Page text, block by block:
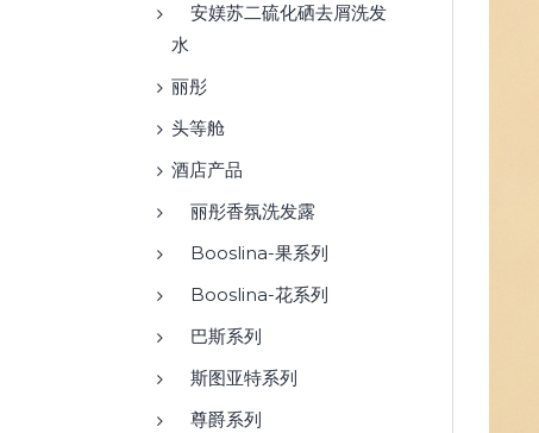
安媄苏二硫化硒去屑洗发
水
丽彤
头等舱
酒店产品
丽彤香氛洗发露
Booslina-果系列
Booslina-花系列
巴斯系列
斯图亚特系列
尊爵系列